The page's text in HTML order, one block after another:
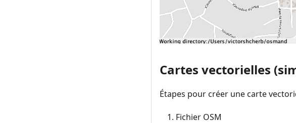
Cartes vectorielles
Étapes pour créer une carte
Fichier OSM